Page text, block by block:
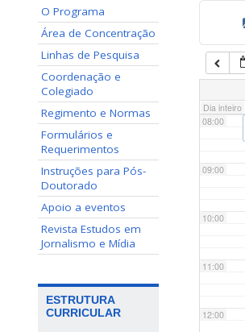
O Programa
Área de Concentração
Linhas de Pesquisa
Coordenação e
Colegiado
Regimento e Normas
Formulários e
Requerimentos
Instruções para Pós-
Doutorado
Apoio a eventos
Revista Estudos em
Jornalismo e Mídia
ESTRUTURA
CURRICULAR
Dia inteiro
07:00
08:00
09:00
10:00
11:00
12:00